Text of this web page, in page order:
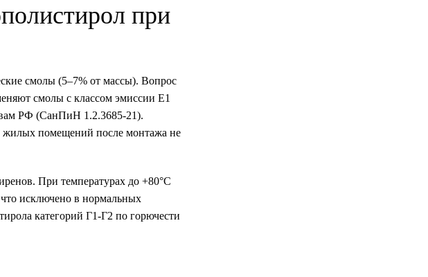
при
смолы (5–7% от массы). Вопрос
смолы с классом эмиссии Е1
РФ (СанПиН 1.2.3685-21).
жилых помещений после монтажа не
При температурах до +80°C
исключено в нормальных
категорий Г1-Г2 по горючести